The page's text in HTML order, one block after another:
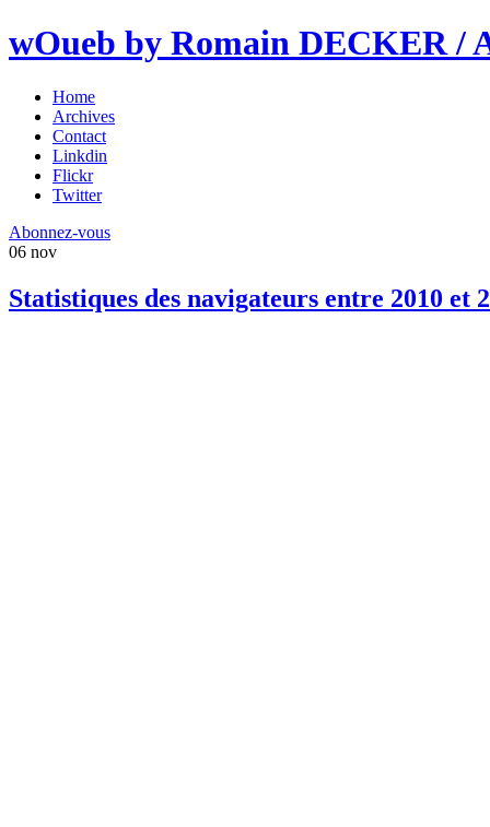
wOueb by Romain DECKER /
Home
Archives
Contact
Linkdin
Flickr
Twitter
Abonnez-vous
06 nov
Statistiques des navigateurs entre 2010 et